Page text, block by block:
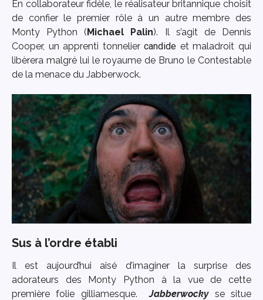
En collaborateur fidèle, le réalisateur britannique choisit
de confier le premier rôle à un autre membre des
Monty Python ( Michael Palin). Il s’agit de Dennis
Cooper, un apprenti tonneliercandide et maladroit qui
libèrera malgré lui le royaume de Bruno le Contestable
de la menace du Jabberwock.
Sus à l’ordre établi
Il est aujourd’hui aisé d’imaginer la surprise des
adorateurs des Monty Python à la vue de cette
première folie gilliamesque.Jabberwocky se situe